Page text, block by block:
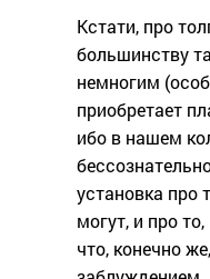
Кстати, про
большинству
немногим
приобретает
ибо в нашем
установка про
могут, и про
что, конечно